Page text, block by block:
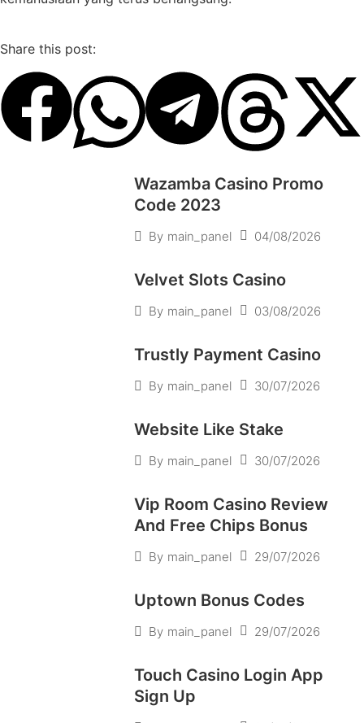
Share this post:
Wazamba Casino Promo
Code 2023
By main_panel 04/08/2026
Velvet Slots Casino
By main_panel 03/08/2026
Trustly Payment Casino
By main_panel 30/07/2026
Website Like Stake
By main_panel 30/07/2026
Vip Room Casino Review
And Free Chips Bonus
By main_panel 29/07/2026
Uptown Bonus Codes
By main_panel 29/07/2026
Touch Casino Login App
Sign Up